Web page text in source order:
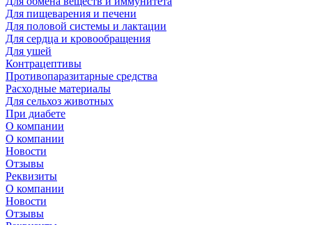
Для пищеварения и печени
Для половой системы и лактации
Для сердца и кровообращения
Для ушей
Контрацептивы
Противопаразитарные средства
Расходные материалы
Для сельхоз животных
При диабете
О компании
О компании
Новости
Отзывы
Реквизиты
О компании
Новости
Отзывы